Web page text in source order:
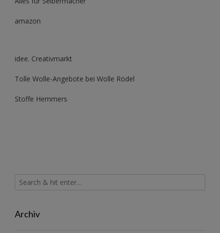
amazon
idee. Creativmarkt
Tolle Wolle-Angebote bei Wolle Rödel
Stoffe Hemmers
Archiv